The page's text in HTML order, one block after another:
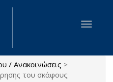
Toggle
/ Ανακοινώσεις >
του σκάφους